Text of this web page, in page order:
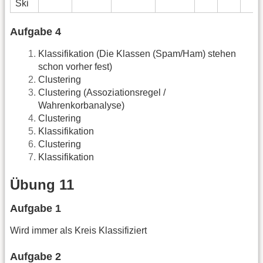
Ski
Aufgabe 4
Klassifikation (Die Klassen (Spam/Ham) stehen
schon vorher fest)
Clustering
Clustering (Assoziationsregel /
Wahrenkorbanalyse)
Clustering
Klassifikation
Clustering
Klassifikation
Übung 11
Aufgabe 1
Wird immer als Kreis Klassifiziert
Aufgabe 2